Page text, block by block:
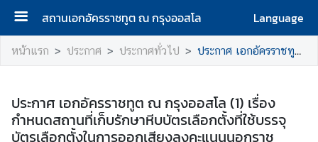
สถานเอกอัครราชทูต ณ กรุงออสโล
Language
ห
แ
ร
ก
หน้าแรก ประกาศ ประกาศทั่วไป ประกาศ เอกอัครราชทูต ณ กรุงออสโล (1) เรื่อง กำหนดสถานที่เก็บรักษาหีบบัตรเลือกตั้งที่ใช้บรรจุบัตรเลือกตั้งในการออกเสียงลงคะแนนนอกราชอาณาจักร ก่อนนำไปนับคะแนน (2) เรื่อง กำหนดสถานที่เก็บรักษาหีบบัตรออกเสียงที่ใช้บรรจุบัตรออกเสียงในการลงคะแนนออกเสียงนอกราชอาณาจักร ก่อนนำไปนับคะแนน
ประกาศ เอกอัครราชทูต ณ กรุงออสโล (1) เรื่อง
กำหนดสถานที่เก็บรักษาหีบบัตรเลือกตั้งที่ใช้บรรจุ
บัตรเลือกตั้งในการออกเสียงลงคะแนนนอกราช